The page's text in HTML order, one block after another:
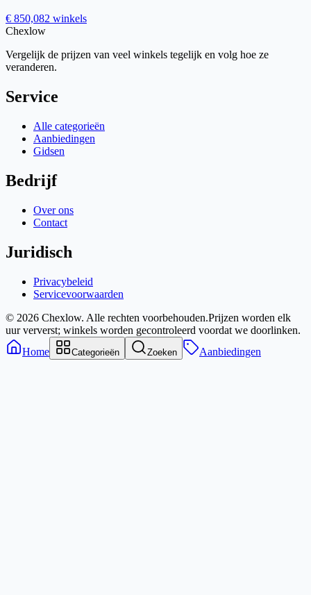
€ 850,082 winkels
Chexlow
Vergelijk de prijzen van veel winkels tegelijk en volg hoe ze
veranderen.
Service
Alle categorieën
Aanbiedingen
Gidsen
Bedrijf
Over ons
Contact
Juridisch
Privacybeleid
Servicevoorwaarden
© 2026 Chexlow. Alle rechten voorbehouden.Prijzen worden elk
uur ververst; winkels worden gecontroleerd voordat we doorlinken.
Home
Categorieën Zoeken Aanbiedingen